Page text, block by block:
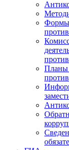
Формы
Планы